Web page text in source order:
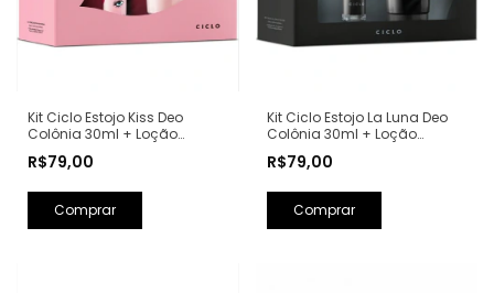
Kit Ciclo Estojo Kiss Deo
Colônia 30ml + Loção
Olfativa: Good Girl Carolina
R$79,00
Kit Ciclo Estojo La Luna Deo
Colônia 30ml + Loção
Olfativa: La Nuit Trésor
R$79,00